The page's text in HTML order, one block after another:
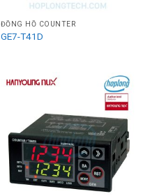
ĐỒNG HỒ COUNTER
GE7-T41D